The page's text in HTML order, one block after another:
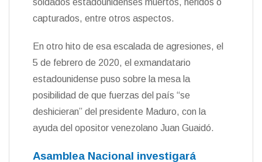
capturados, entre otros aspectos.
En otro hito de esa escalada de agresiones, el
5 de febrero de 2020, el exmandatario
estadounidense puso sobre la mesa la
posibilidad de que fuerzas del país “se
deshicieran” del presidente Maduro, con la
ayuda del opositor venezolano Juan Guaidó.
Asamblea Nacional investigará